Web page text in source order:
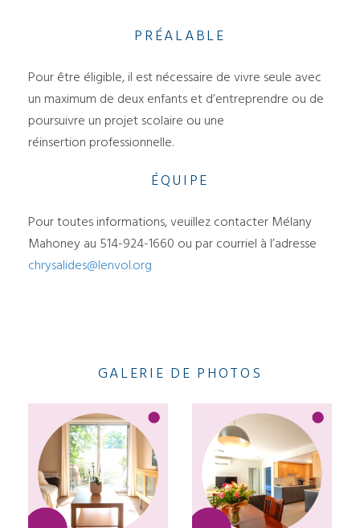
PRÉALABLE
Pour être éligible, il est nécessaire de vivre seule avec
un maximum de deux enfants et d’entreprendre ou de
poursuivre un projet scolaire ou une
réinsertion professionnelle.
ÉQUIPE
Pour toutes informations, veuillez contacter Mélany
Mahoney au 514-924-1660 ou par courriel à l’adresse
chrysalides@lenvol.org
GALERIE DE PHOTOS